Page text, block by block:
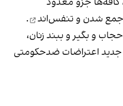
جمع شدن و تنفس‌اند
.
و بگیر و ببند زنان،
اعتراضات ضدحکومتی